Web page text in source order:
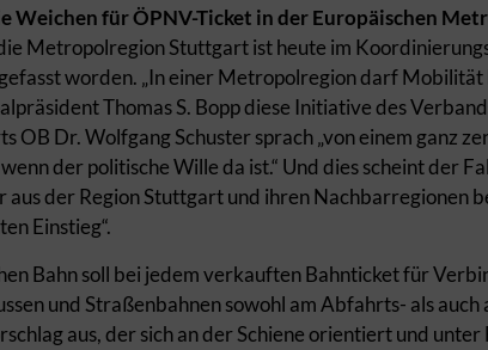
Weichen für ÖPNV-Ticket in der Europäischen
Metropolregion Stuttgart ist heute im
worden. „In einer Metropolregion darf Mobilität
Thomas S. Bopp diese Initiative des
OB Dr. Wolfgang Schuster sprach „von einem ganz
der politische Wille da ist.“ Und dies scheint der
der Region Stuttgart und ihren Nachbarregionen
Einstieg“.
Bahn soll bei jedem verkauften Bahnticket für
und Straßenbahnen sowohl am Abfahrts- als auch
aus, der sich an der Schiene orientiert und